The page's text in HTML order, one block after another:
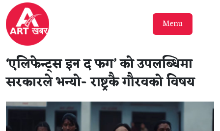
Menu
‘एलिफेन्ट्स इन द फग’ को उपलब्धिमा
सरकारले भन्यो- राष्ट्रकै गौरवको विषय